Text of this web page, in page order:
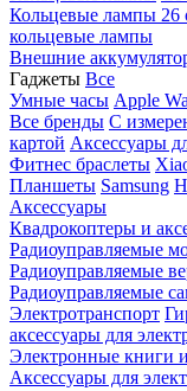
Кольцевые лампы 26
кольцевые лампы
Внешние
Гаджеты Все
Умные часы Apple
Все бренды C
картой Аксессуары
Фитнес браслеты
Планшеты Samsung
Аксессуары
Квадрокоптеры и
Радиоуправляемые
Радиоуправляемые
Радиоуправляемые
Электротранспорт
аксессуары для
Электронные книги
Аксессуары для